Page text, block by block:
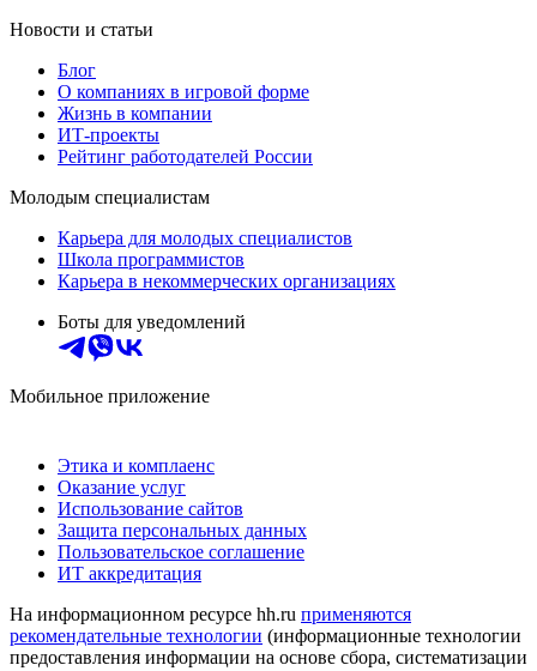
Новости и статьи
Блог
О компаниях в игровой форме
Жизнь в компании
ИТ-проекты
Рейтинг работодателей России
Молодым специалистам
Карьера для молодых специалистов
Школа программистов
Карьера в некоммерческих организациях
Боты для уведомлений
Мобильное приложение
Этика и комплаенс
Оказание услуг
Использование сайтов
Защита персональных данных
Пользовательское соглашение
ИТ аккредитация
На информационном ресурсе hh.ru применяются
рекомендательные технологии (информационные технологии
предоставления информации на основе сбора, систематизации